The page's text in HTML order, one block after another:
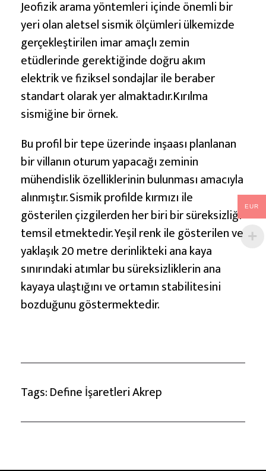
Jeofizik arama yöntemleri içinde önemli bir
yeri olan aletsel sismik ölçümleri ülkemizde
gerçekleştirilen imar amaçlı zemin
etüdlerinde gerektiğinde doğru akım
elektrik ve fiziksel sondajlar ile beraber
standart olarak yer almaktadır.Kırılma
sismiğine bir örnek.
Bu profil bir tepe üzerinde inşaası planlanan
bir villanın oturum yapacağı zeminin
mühendislik özelliklerinin bulunması amacıyla
alınmıştır. Sismik profilde kırmızı ile
gösterilen çizgilerden her biri bir süreksizliği
temsil etmektedir. Yeşil renk ile gösterilen ve
yaklaşık 20 metre derinlikteki ana kaya
sınırındaki atımlar bu süreksizliklerin ana
kayaya ulaştığını ve ortamın stabilitesini
bozduğunu göstermektedir.
Tags:Define İşaretleri Akrep
EUR